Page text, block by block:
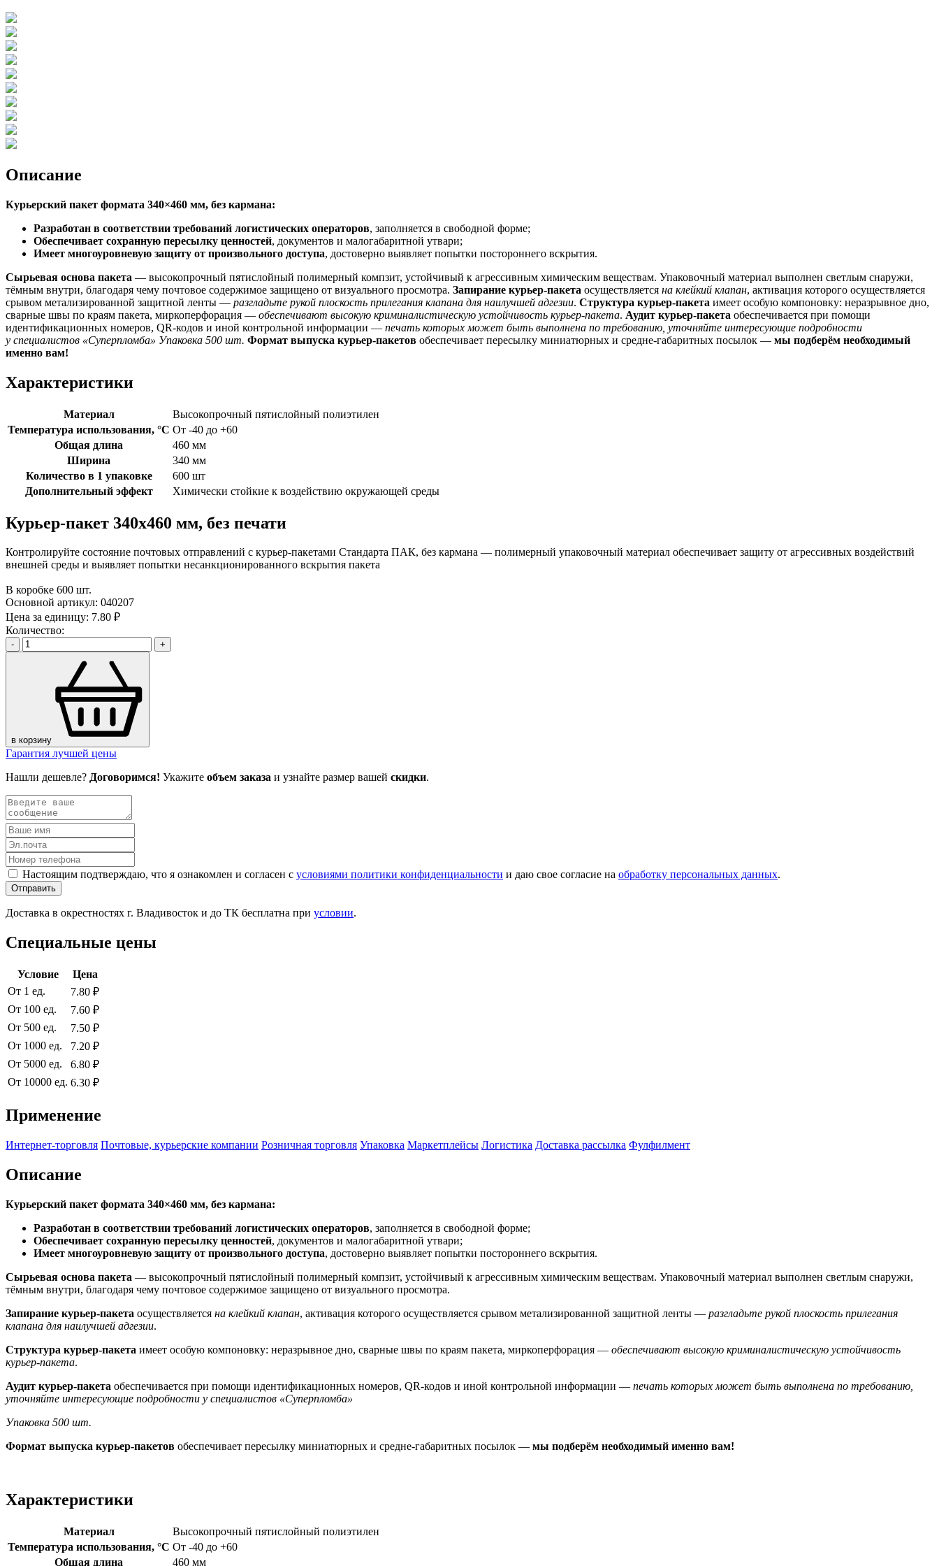
Описание
Курьерский пакет формата 340×460 мм, без кармана:
Разработан в соответствии требований логистических операторов, заполняется в свободной форме;
Обеспечивает сохранную пересылку ценностей, документов и малогабаритной утвари;
Имеет многоуровневую защиту от произвольного доступа, достоверно выявляет попытки постороннего вскрытия.
Сырьевая основа пакета — высокопрочный пятислойный полимерный компзит, устойчивый к агрессивным химическим веществам. Упаковочный материал выполнен светлым снаружи,
тёмным внутри, благодаря чему почтовое содержимое защищено от визуального просмотра. Запирание курьер-пакета осуществляется на клейкий клапан, активация которого осуществляется
срывом метализированной защитной ленты — разгладьте рукой плоскость прилегания клапана для наилучшей адгезии. Структура курьер-пакета имеет особую компоновку: неразрывное дно,
сварные швы по краям пакета, миркоперфорация — обеспечивают высокую криминалистическую устойчивость курьер-пакета. Аудит курьер-пакета обеспечивается при помощи
идентификационных номеров, QR-кодов и иной контрольной информации — печать которых может быть выполнена по требованию, уточняйте интересующие подробности
у специалистов «Суперпломба» Упаковка 500 шт. Формат выпуска курьер-пакетов обеспечивает пересылку миниатюрных и средне-габаритных посылок — мы подберём необходимый
именно вам!
Характеристики
Материал
Высокопрочный пятислойный полиэтилен
Температура использования, °C От -40 до +60
Общая длина
460 мм
Ширина
340 мм
Количество в 1 упаковке
600 шт
Дополнительный эффект
Химически стойкие к воздействию окружающей среды
Курьер-пакет 340х460 мм, без печати
Контролируйте состояние почтовых отправлений с курьер-пакетами Стандарта ПАК, без кармана — полимерный упаковочный материал обеспечивает защиту от агрессивных воздействий
внешней среды и выявляет попытки несанкционированного вскрытия пакета
В коробке 600 шт.
Основной артикул: 040207
Цена за единицу: 7.80 ₽
Количество:
- +
в корзину
Гарантия лучшей цены
Нашли дешевле? Договоримся! Укажите объем заказа и узнайте размер вашей скидки.
Настоящим подтверждаю, что я ознакомлен и согласен с условиями политики конфиденциальности и даю свое согласие на обработку персональных данных.
Отправить
Доставка в окрестностях г. Владивосток и до ТК бесплатна при условии.
Специальные цены
Условие
Цена
От 1 ед.
7.80 ₽
От 100 ед.
7.60 ₽
От 500 ед.
7.50 ₽
От 1000 ед.
7.20 ₽
От 5000 ед.
6.80 ₽
От 10000 ед. 6.30 ₽
Применение
Интернет-торговля Почтовые, курьерские компании Розничная торговля Упаковка Маркетплейсы Логистика Доставка рассылка Фулфилмент
Описание
Курьерский пакет формата 340×460 мм, без кармана:
Разработан в соответствии требований логистических операторов, заполняется в свободной форме;
Обеспечивает сохранную пересылку ценностей, документов и малогабаритной утвари;
Имеет многоуровневую защиту от произвольного доступа, достоверно выявляет попытки постороннего вскрытия.
Сырьевая основа пакета — высокопрочный пятислойный полимерный компзит, устойчивый к агрессивным химическим веществам. Упаковочный материал выполнен светлым снаружи,
тёмным внутри, благодаря чему почтовое содержимое защищено от визуального просмотра.
Запирание курьер-пакета осуществляется на клейкий клапан, активация которого осуществляется срывом метализированной защитной ленты — разгладьте рукой плоскость прилегания
клапана для наилучшей адгезии.
Структура курьер-пакета имеет особую компоновку: неразрывное дно, сварные швы по краям пакета, миркоперфорация — обеспечивают высокую криминалистическую устойчивость
курьер-пакета.
Аудит курьер-пакета обеспечивается при помощи идентификационных номеров, QR-кодов и иной контрольной информации — печать которых может быть выполнена по требованию,
уточняйте интересующие подробности у специалистов «Суперпломба»
Упаковка 500 шт.
Формат выпуска курьер-пакетов обеспечивает пересылку миниатюрных и средне-габаритных посылок — мы подберём необходимый именно вам!
Характеристики
Материал
Высокопрочный пятислойный полиэтилен
Температура использования, °C От -40 до +60
Общая длина
460 мм